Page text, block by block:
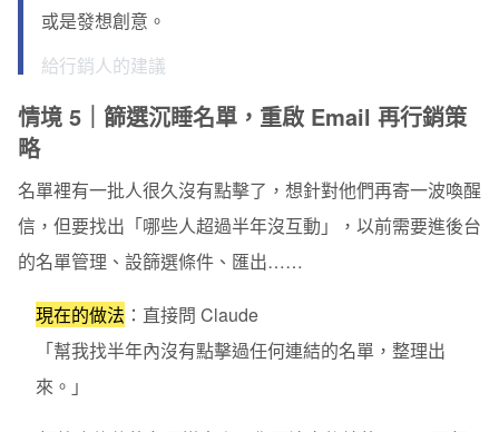
或是發想創意。
給行銷人的建議
情境 5｜篩選沉睡名單，重啟 Email 再行銷策
略
名單裡有一批人很久沒有點擊了，想針對他們再寄一波喚醒
信，但要找出「哪些人超過半年沒互動」，以前需要進後台
的名單管理、設篩選條件、匯出……
現在的做法 ：直接問 Claude
「幫我找半年內沒有點擊過任何連結的名單，整理出
來。」